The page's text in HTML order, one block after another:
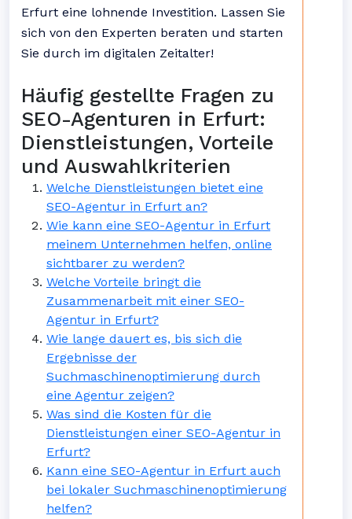
Erfurt eine lohnende Investition. Lassen Sie
sich von den Experten beraten und starten
Sie durch im digitalen Zeitalter!
Häufig gestellte Fragen zu
SEO-Agenturen in Erfurt:
Dienstleistungen, Vorteile
und Auswahlkriterien
Welche Dienstleistungen bietet eine
SEO-Agentur in Erfurt an?
Wie kann eine SEO-Agentur in Erfurt
meinem Unternehmen helfen, online
sichtbarer zu werden?
Welche Vorteile bringt die
Zusammenarbeit mit einer SEO-
Agentur in Erfurt?
Wie lange dauert es, bis sich die
Ergebnisse der
Suchmaschinenoptimierung durch
eine Agentur zeigen?
Was sind die Kosten für die
Dienstleistungen einer SEO-Agentur in
Erfurt?
Kann eine SEO-Agentur in Erfurt auch
bei lokaler Suchmaschinenoptimierung
helfen?